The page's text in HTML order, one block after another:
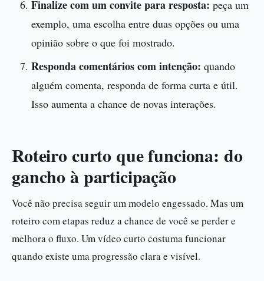
Finalize com um convite para resposta: peça um
exemplo, uma escolha entre duas opções ou uma
opinião sobre o que foi mostrado.
Responda comentários com intenção: quando
alguém comenta, responda de forma curta e útil.
Isso aumenta a chance de novas interações.
Roteiro curto que funciona: do
gancho à participação
Você não precisa seguir um modelo engessado. Mas um
roteiro com etapas reduz a chance de você se perder e
melhora o fluxo. Um vídeo curto costuma funcionar
quando existe uma progressão clara e visível.